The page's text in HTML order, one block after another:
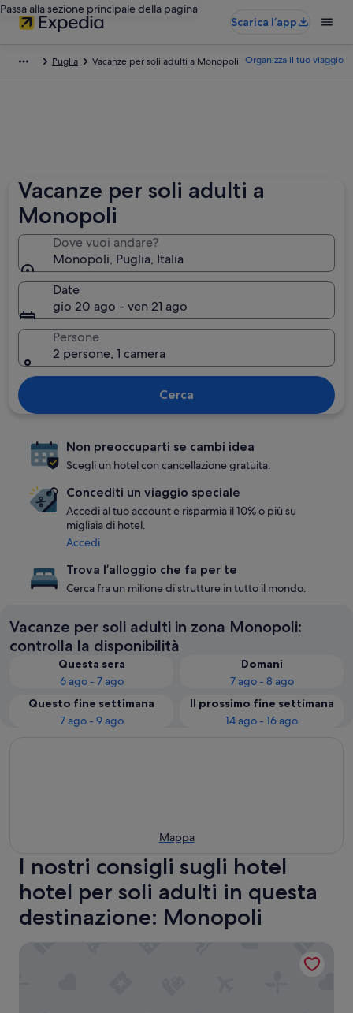
Passa alla sezione principale della pagina
Scarica l’app
Puglia Vacanze per soli adulti a Monopoli Organizza il tuo viaggio
Vacanze per soli adulti a
Monopoli
Dove vuoi andare?
Monopoli, Puglia, Italia
Date
gio 20 ago - ven 21 ago
Persone
2 persone, 1 camera
Cerca
Non preoccuparti se cambi idea
Scegli un hotel con cancellazione gratuita.
Concediti un viaggio speciale
Accedi al tuo account e risparmia il 10% o più su
migliaia di hotel.
Accedi
Trova l’alloggio che fa per te
Cerca fra un milione di strutture in tutto il mondo.
Vacanze per soli adulti in zona Monopoli:
controlla la disponibilità
Questa sera
6 ago - 7 ago
Domani
7 ago - 8 ago
Questo fine settimana
7 ago - 9 ago
Il prossimo fine settimana
14 ago - 16 ago
Mappa
I nostri consigli sugli hotel
hotel per soli adulti in questa
destinazione: Monopoli